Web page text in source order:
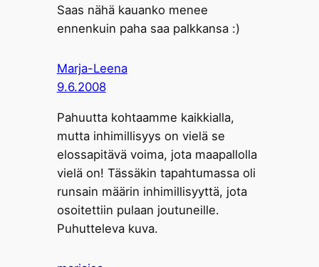
Saas nähä kauanko menee
ennenkuin paha saa palkkansa :)
Marja-Leena
9.6.2008
Pahuutta kohtaamme kaikkialla,
mutta inhimillisyys on vielä se
elossapitävä voima, jota maapallolla
vielä on! Tässäkin tapahtumassa oli
runsain määrin inhimillisyyttä, jota
osoitettiin pulaan joutuneille.
Puhutteleva kuva.